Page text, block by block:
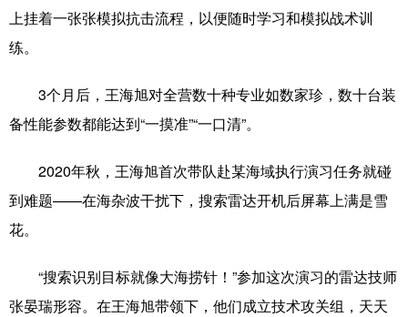
上挂着一张张模拟抗击流程，以便随时学习和模拟战术训
练。
3个月后，王海旭对全营数十种专业如数家珍，数十台装
备性能参数都能达到“一摸准”“一口清”。
2020年秋，王海旭首次带队赴某海域执行演习任务就碰
到难题——在海杂波干扰下，搜索雷达开机后屏幕上满是雪
花。
“搜索识别目标就像大海捞针！”参加这次演习的雷达技师
张晏瑞形容。在王海旭带领下，他们成立技术攻关组，天天